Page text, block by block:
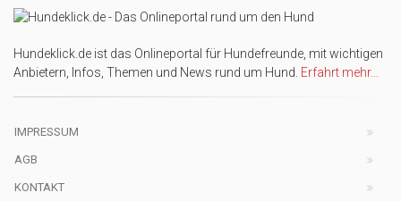
Hundeklick.de ist das Onlineportal für Hundefreunde, mit wichtigen
Anbietern, Infos, Themen und News rund um Hund. Erfahrt mehr...
IMPRESSUM
AGB
KONTAKT